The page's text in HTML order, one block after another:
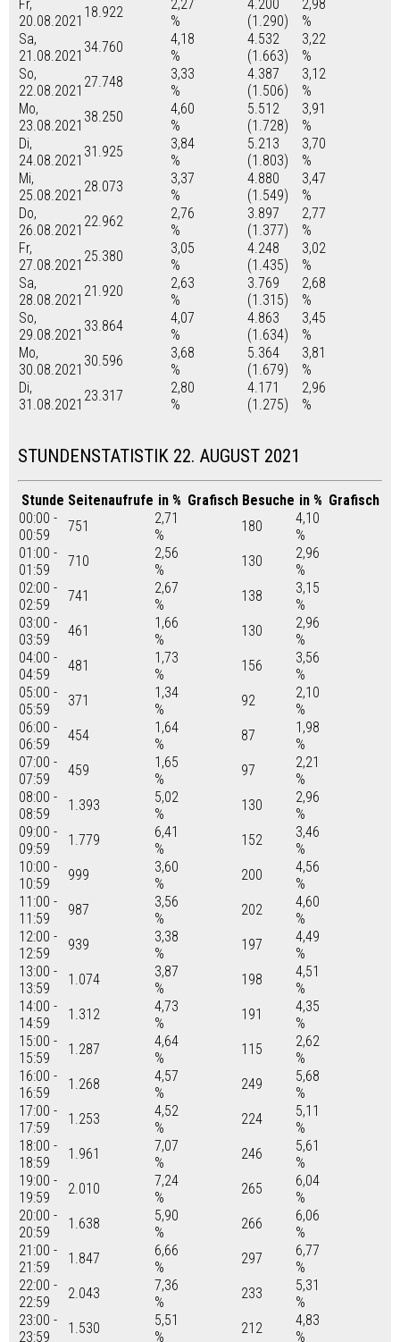
Fr,
20.08.2021
18.922
2,27
%
4.200
(1.290)
2,98
%
Sa,
21.08.2021
34.760
4,18
%
4.532
(1.663)
3,22
%
So,
22.08.2021
27.748
3,33
%
4.387
(1.506)
3,12
%
Mo,
23.08.2021
38.250
4,60
%
5.512
(1.728)
3,91
%
Di,
24.08.2021
31.925
3,84
%
5.213
(1.803)
3,70
%
Mi,
25.08.2021
28.073
3,37
%
4.880
(1.549)
3,47
%
Do,
26.08.2021
22.962
2,76
%
3.897
(1.377)
2,77
%
Fr,
27.08.2021
25.380
3,05
%
4.248
(1.435)
3,02
%
Sa,
28.08.2021
21.920
2,63
%
3.769
(1.315)
2,68
%
So,
29.08.2021
33.864
4,07
%
4.863
(1.634)
3,45
%
Mo,
30.08.2021
30.596
3,68
%
5.364
(1.679)
3,81
%
Di,
31.08.2021
23.317
2,80
%
4.171
(1.275)
2,96
%
STUNDENSTATISTIK 22. AUGUST 2021
Stunde Seitenaufrufe in % Grafisch Besuche in % Grafisch
00:00 -
00:59
751
2,71
%
180
4,10
%
01:00 -
01:59
710
2,56
%
130
2,96
%
02:00 -
02:59
741
2,67
%
138
3,15
%
03:00 -
03:59
461
1,66
%
130
2,96
%
04:00 -
04:59
481
1,73
%
156
3,56
%
05:00 -
05:59
371
1,34
%
92
2,10
%
06:00 -
06:59
454
1,64
%
87
1,98
%
07:00 -
07:59
459
1,65
%
97
2,21
%
08:00 -
08:59
1.393
5,02
%
130
2,96
%
09:00 -
09:59
1.779
6,41
%
152
3,46
%
10:00 -
10:59
999
3,60
%
200
4,56
%
11:00 -
11:59
987
3,56
%
202
4,60
%
12:00 -
12:59
939
3,38
%
197
4,49
%
13:00 -
13:59
1.074
3,87
%
198
4,51
%
14:00 -
14:59
1.312
4,73
%
191
4,35
%
15:00 -
15:59
1.287
4,64
%
115
2,62
%
16:00 -
16:59
1.268
4,57
%
249
5,68
%
17:00 -
17:59
1.253
4,52
%
224
5,11
%
18:00 -
18:59
1.961
7,07
%
246
5,61
%
19:00 -
19:59
2.010
7,24
%
265
6,04
%
20:00 -
20:59
1.638
5,90
%
266
6,06
%
21:00 -
21:59
1.847
6,66
%
297
6,77
%
22:00 -
22:59
2.043
7,36
%
233
5,31
%
23:00 -
23:59
1.530
5,51
%
212
4,83
%